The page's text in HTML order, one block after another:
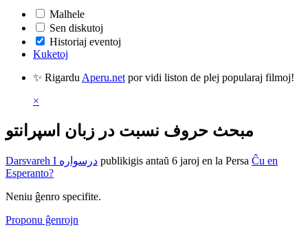
Malhele
Sen diskutoj
Historiaj eventoj
Kuketoj
✨ Rigardu Aperu.net por vidi liston de plej popularaj filmoj!
×
مبحث حروف نسبت در زبان اسپرانتو
Darsvareh I درسواره publikigis antaŭ 6 jaroj en la Persa Ĉu en
Esperanto?
Neniu ĝenro specifite.
Proponu ĝenrojn